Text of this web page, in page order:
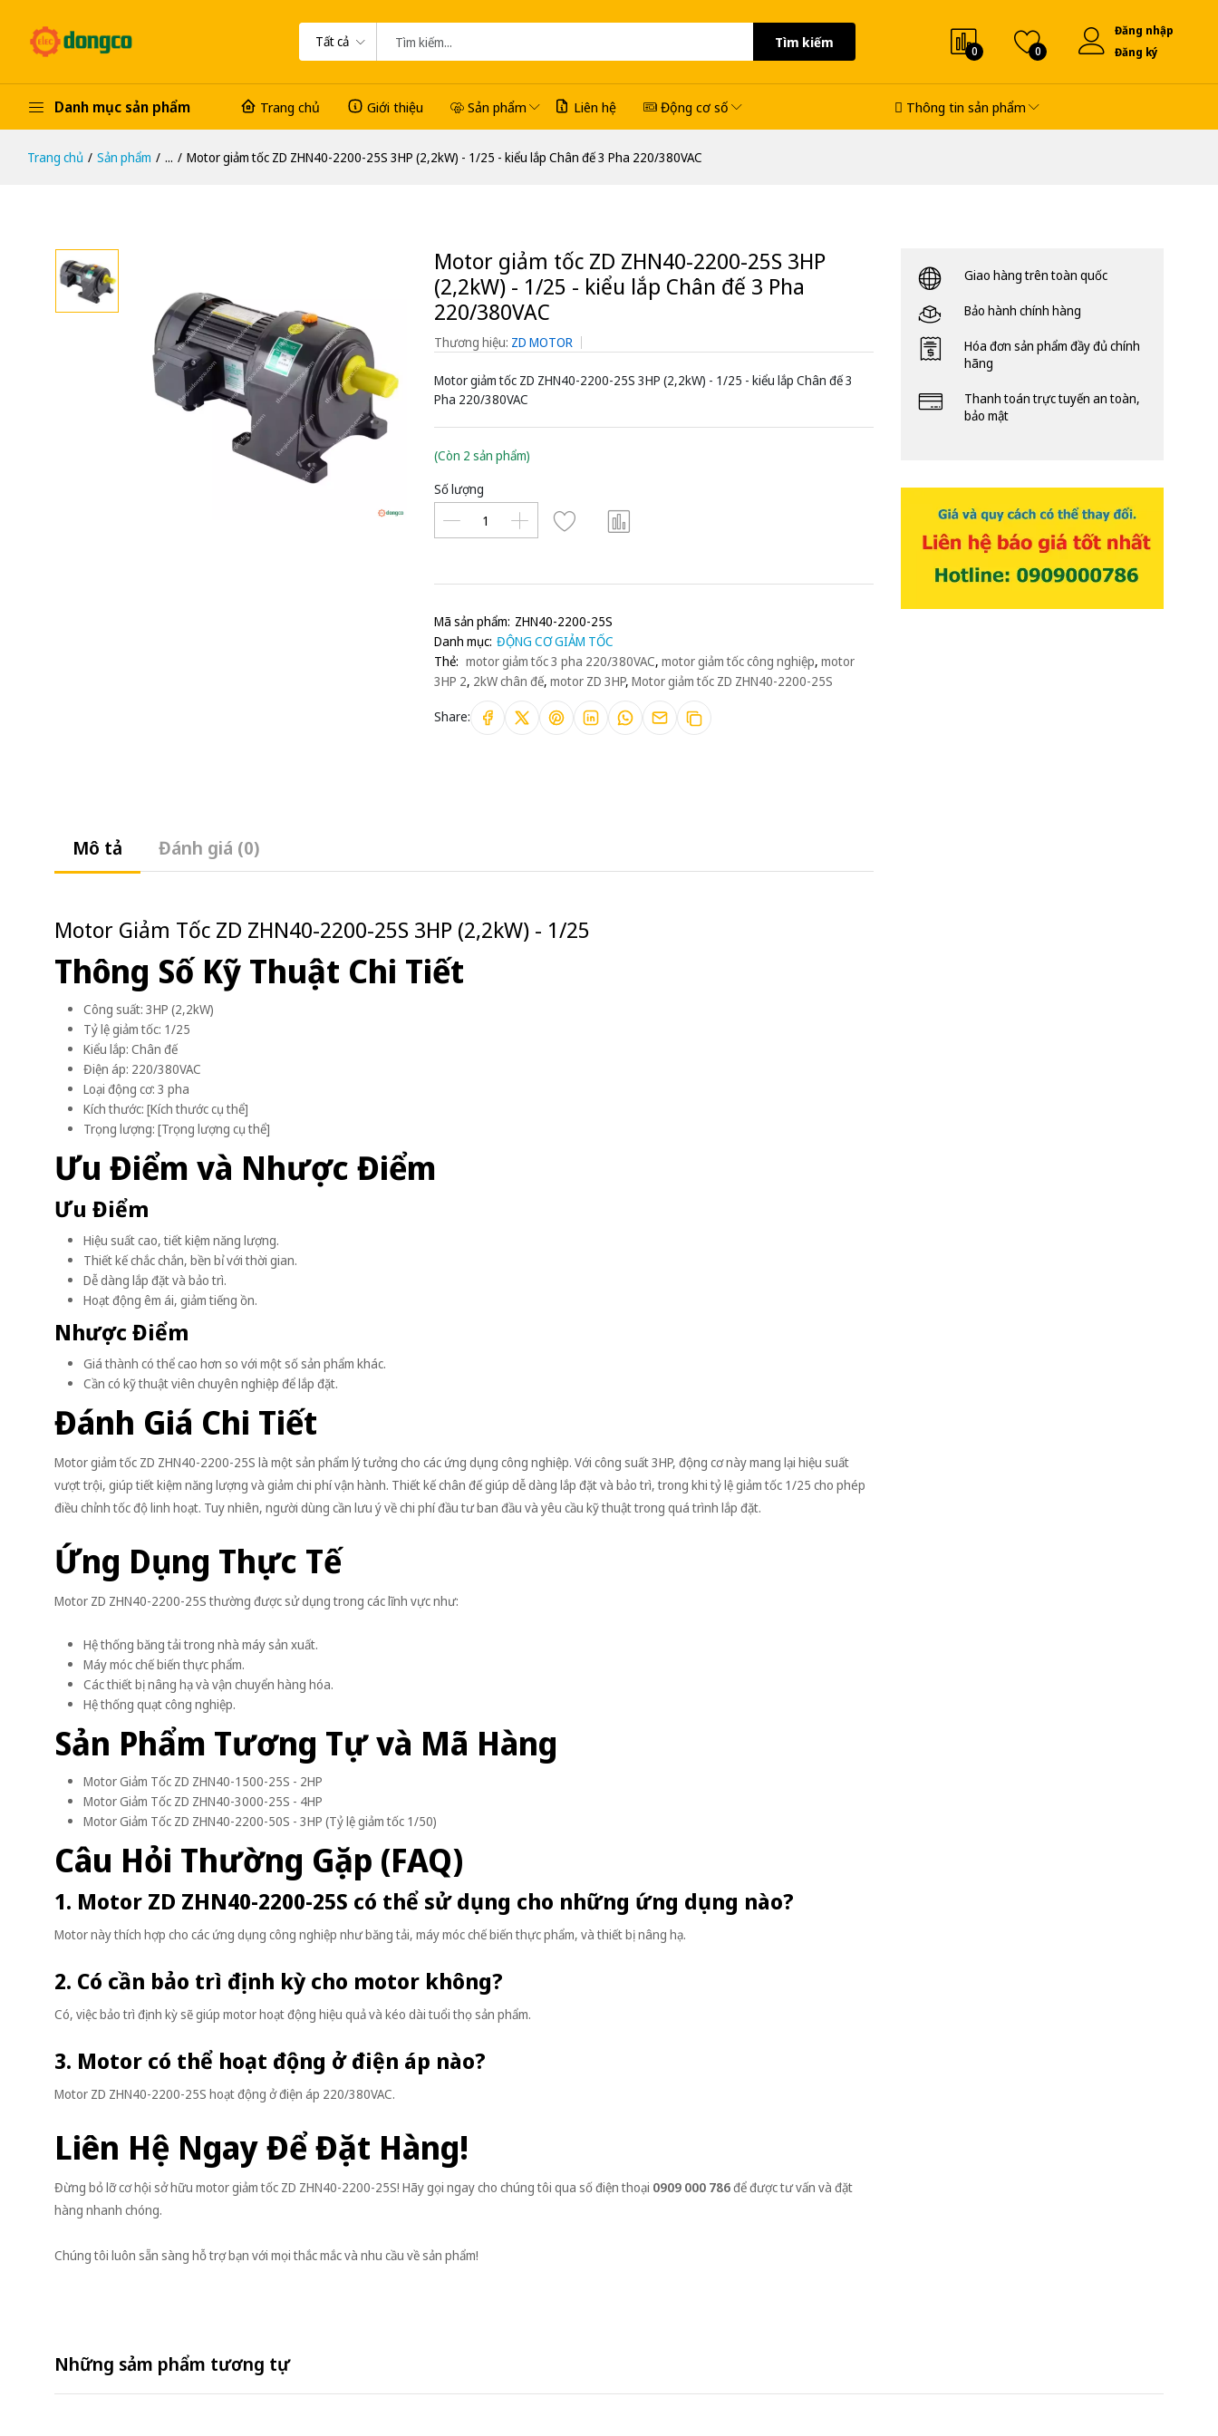
Tất cả Tìm kiếm
0 0
Đăng nhập
Đăng ký
Danh mục sản phẩm Trang chủ Giới thiệu Sản phẩm Liên hệ Động cơ số Thông tin sản phẩm
Trang chủ Sản phẩm ... Motor giảm tốc ZD ZHN40-2200-25S 3HP (2,2kW) - 1/25 - kiểu lắp Chân đế 3 Pha 220/380VAC
Motor giảm tốc ZD ZHN40-2200-25S 3HP
(2,2kW) - 1/25 - kiểu lắp Chân đế 3 Pha
220/380VAC
Thương hiệu: ZD MOTOR
Motor giảm tốc ZD ZHN40-2200-25S 3HP (2,2kW) - 1/25 - kiểu lắp Chân đế 3
Pha 220/380VAC
(Còn 2 sản phẩm)
Số lượng
Mã sản phẩm: ZHN40-2200-25S
Danh mục: ĐỘNG CƠ GIẢM TỐC
Thẻ: motor giảm tốc 3 pha 220/380VAC, motor giảm tốc công nghiệp, motor
3HP 2, 2kW chân đế, motor ZD 3HP, Motor giảm tốc ZD ZHN40-2200-25S
Share:
Mô tả Đánh giá (0)
Motor Giảm Tốc ZD ZHN40-2200-25S 3HP (2,2kW) - 1/25
Thông Số Kỹ Thuật Chi Tiết
Công suất: 3HP (2,2kW)
Tỷ lệ giảm tốc: 1/25
Kiểu lắp: Chân đế
Điện áp: 220/380VAC
Loại động cơ: 3 pha
Kích thước: [Kích thước cụ thể]
Trọng lượng: [Trọng lượng cụ thể]
Ưu Điểm và Nhược Điểm
Ưu Điểm
Hiệu suất cao, tiết kiệm năng lượng.
Thiết kế chắc chắn, bền bỉ với thời gian.
Dễ dàng lắp đặt và bảo trì.
Hoạt động êm ái, giảm tiếng ồn.
Nhược Điểm
Giá thành có thể cao hơn so với một số sản phẩm khác.
Cần có kỹ thuật viên chuyên nghiệp để lắp đặt.
Đánh Giá Chi Tiết
Motor giảm tốc ZD ZHN40-2200-25S là một sản phẩm lý tưởng cho các ứng dụng công nghiệp. Với công suất 3HP, động cơ này mang lại hiệu suất
vượt trội, giúp tiết kiệm năng lượng và giảm chi phí vận hành. Thiết kế chân đế giúp dễ dàng lắp đặt và bảo trì, trong khi tỷ lệ giảm tốc 1/25 cho phép
điều chỉnh tốc độ linh hoạt. Tuy nhiên, người dùng cần lưu ý về chi phí đầu tư ban đầu và yêu cầu kỹ thuật trong quá trình lắp đặt.
Ứng Dụng Thực Tế
Motor ZD ZHN40-2200-25S thường được sử dụng trong các lĩnh vực như:
Hệ thống băng tải trong nhà máy sản xuất.
Máy móc chế biến thực phẩm.
Các thiết bị nâng hạ và vận chuyển hàng hóa.
Hệ thống quạt công nghiệp.
Sản Phẩm Tương Tự và Mã Hàng
Motor Giảm Tốc ZD ZHN40-1500-25S - 2HP
Motor Giảm Tốc ZD ZHN40-3000-25S - 4HP
Motor Giảm Tốc ZD ZHN40-2200-50S - 3HP (Tỷ lệ giảm tốc 1/50)
Câu Hỏi Thường Gặp (FAQ)
1. Motor ZD ZHN40-2200-25S có thể sử dụng cho những ứng dụng nào?
Motor này thích hợp cho các ứng dụng công nghiệp như băng tải, máy móc chế biến thực phẩm, và thiết bị nâng hạ.
2. Có cần bảo trì định kỳ cho motor không?
Có, việc bảo trì định kỳ sẽ giúp motor hoạt động hiệu quả và kéo dài tuổi thọ sản phẩm.
3. Motor có thể hoạt động ở điện áp nào?
Motor ZD ZHN40-2200-25S hoạt động ở điện áp 220/380VAC.
Liên Hệ Ngay Để Đặt Hàng!
Đừng bỏ lỡ cơ hội sở hữu motor giảm tốc ZD ZHN40-2200-25S! Hãy gọi ngay cho chúng tôi qua số điện thoại 0909 000 786để được tư vấn và đặt
hàng nhanh chóng.
Chúng tôi luôn sẵn sàng hỗ trợ bạn với mọi thắc mắc và nhu cầu về sản phẩm!
Giao hàng trên toàn quốc
Bảo hành chính hàng
Hóa đơn sản phẩm đầy đủ chính
hãng
Thanh toán trực tuyến an toàn,
bảo mật
Những sảm phẩm tương tự